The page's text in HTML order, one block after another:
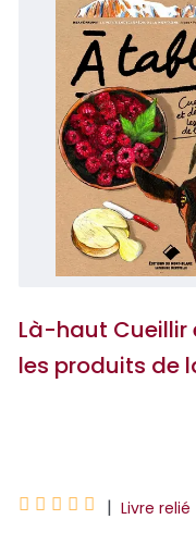
Là-haut Cueillir
les produits de
     | Livre relié